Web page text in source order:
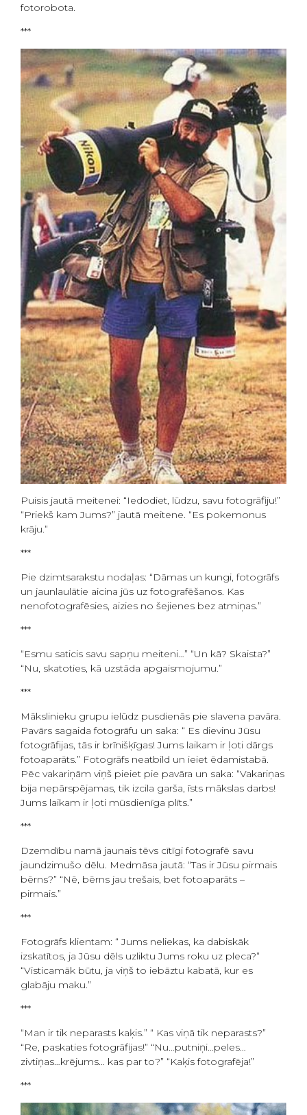
fotorobota.
***
Puisis jautā meitenei: “Iedodiet, lūdzu, savu fotogrāfiju!”
“Priekš kam Jums?” jautā meitene. “Es pokemonus
krāju.”
***
Pie dzimtsarakstu nodaļas: “Dāmas un kungi, fotogrāfs
un jaunlaulātie aicina jūs uz fotografēšanos. Kas
nenofotografēsies, aizies no šejienes bez atmiņas.”
***
“Esmu saticis savu sapņu meiteni…” “Un kā? Skaista?”
“Nu, skatoties, kā uzstāda apgaismojumu.”
***
Mākslinieku grupu ielūdz pusdienās pie slavena pavāra.
Pavārs sagaida fotogrāfu un saka: “ Es dievinu Jūsu
fotogrāfijas, tās ir brīnišķīgas! Jums laikam ir ļoti dārgs
fotoaparāts.” Fotogrāfs neatbild un ieiet ēdamistabā.
Pēc vakariņām viņš pieiet pie pavāra un saka: “Vakariņas
bija nepārspējamas, tik izcila garša, īsts mākslas darbs!
Jums laikam ir ļoti mūsdienīga plīts.”
***
Dzemdību namā jaunais tēvs cītīgi fotografē savu
jaundzimušo dēlu. Medmāsa jautā: “Tas ir Jūsu pirmais
bērns?” “Nē, bērns jau trešais, bet fotoaparāts –
pirmais.”
***
Fotogrāfs klientam: “ Jums neliekas, ka dabiskāk
izskatītos, ja Jūsu dēls uzliktu Jums roku uz pleca?”
“Visticamāk būtu, ja viņš to iebāztu kabatā, kur es
glabāju maku.”
***
“Man ir tik neparasts kaķis.” “ Kas viņā tik neparasts?”
“Re, paskaties fotogrāfijas!” “Nu…putniņi…peles…
zivtiņas…krējums… kas par to?” “Kaķis fotografēja!”
***